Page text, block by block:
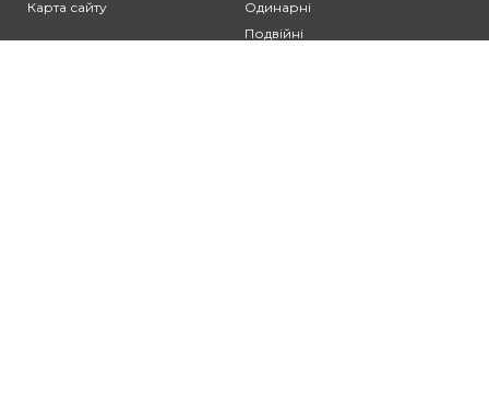
Карта сайту
Одинарні
Подвійні